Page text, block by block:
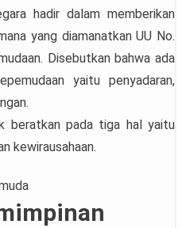
hadir dalam memberikan
yang diamanatkan UU No.
Disebutkan bahwa ada
yaitu penyadaran,
beratkan pada tiga hal yaitu
kewirausahaan.